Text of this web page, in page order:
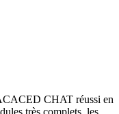
CHAT réussi en